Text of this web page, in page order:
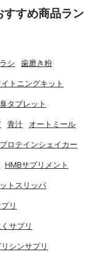
すめ商品ラン
シ 歯磨き粉
トニングキット
タブレット
青汁 オートミール
プロテインシェイカー
HMBサプリメント
トスリッパ
リ
サプリ
リシンサプリ